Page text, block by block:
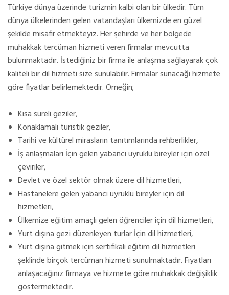
Türkiye dünya üzerinde turizmin kalbi olan bir ülkedir. Tüm
dünya ülkelerinden gelen vatandaşları ülkemizde en güzel
şekilde misafir etmekteyiz. Her şehirde ve her bölgede
muhakkak tercüman hizmeti veren firmalar mevcutta
bulunmaktadır. İstediğiniz bir firma ile anlaşma sağlayarak çok
kaliteli bir dil hizmeti size sunulabilir. Firmalar sunacağı hizmete
göre fiyatlar belirlemektedir. Örneğin;
Kısa süreli geziler,
Konaklamalı turistik geziler,
Tarihi ve kültürel mirasların tanıtımlarında rehberlikler,
İş anlaşmaları İçin gelen yabancı uyruklu bireyler için özel
çeviriler,
Devlet ve özel sektör olmak üzere dil hizmetleri,
Hastanelere gelen yabancı uyruklu bireyler için dil
hizmetleri,
Ülkemize eğitim amaçlı gelen öğrenciler için dil hizmetleri,
Yurt dışına gezi düzenleyen turlar İçin dil hizmetleri,
Yurt dışına gitmek için sertifikalı eğitim dil hizmetleri
şeklinde birçok tercüman hizmeti sunulmaktadır. Fiyatları
anlaşacağınız firmaya ve hizmete göre muhakkak değişiklik
göstermektedir.